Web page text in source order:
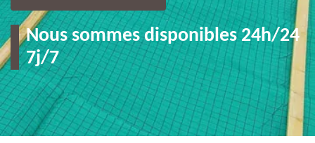
Nous sommes disponibles 24h/24
7j/7